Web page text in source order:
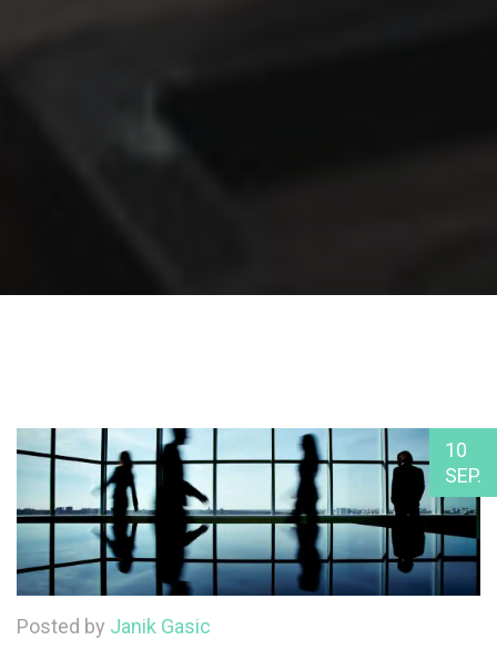
10
SEP.
Posted by Janik Gasic